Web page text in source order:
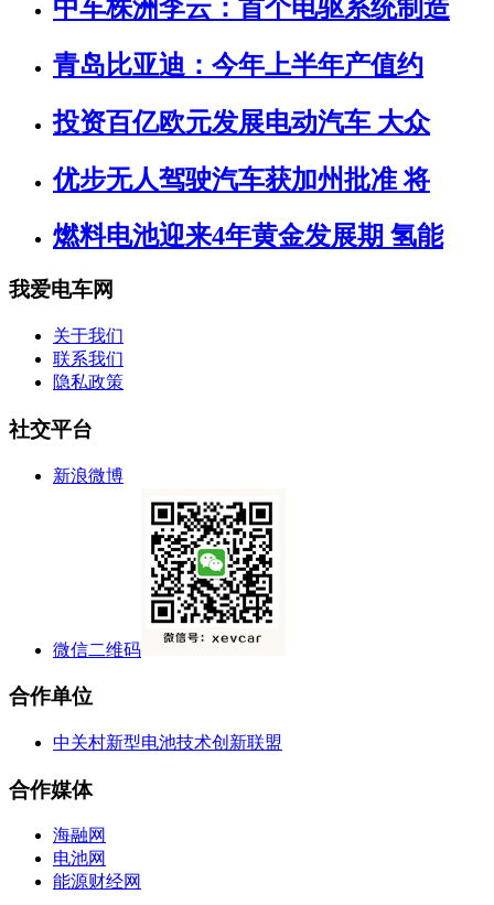
中车株洲李云：首个电驱系统制造
青岛比亚迪：今年上半年产值约
投资百亿欧元发展电动汽车 大众
优步无人驾驶汽车获加州批准 将
燃料电池迎来4年黄金发展期 氢能
我爱电车网
关于我们
联系我们
隐私政策
社交平台
新浪微博
微信二维码
合作单位
中关村新型电池技术创新联盟
合作媒体
海融网
电池网
能源财经网